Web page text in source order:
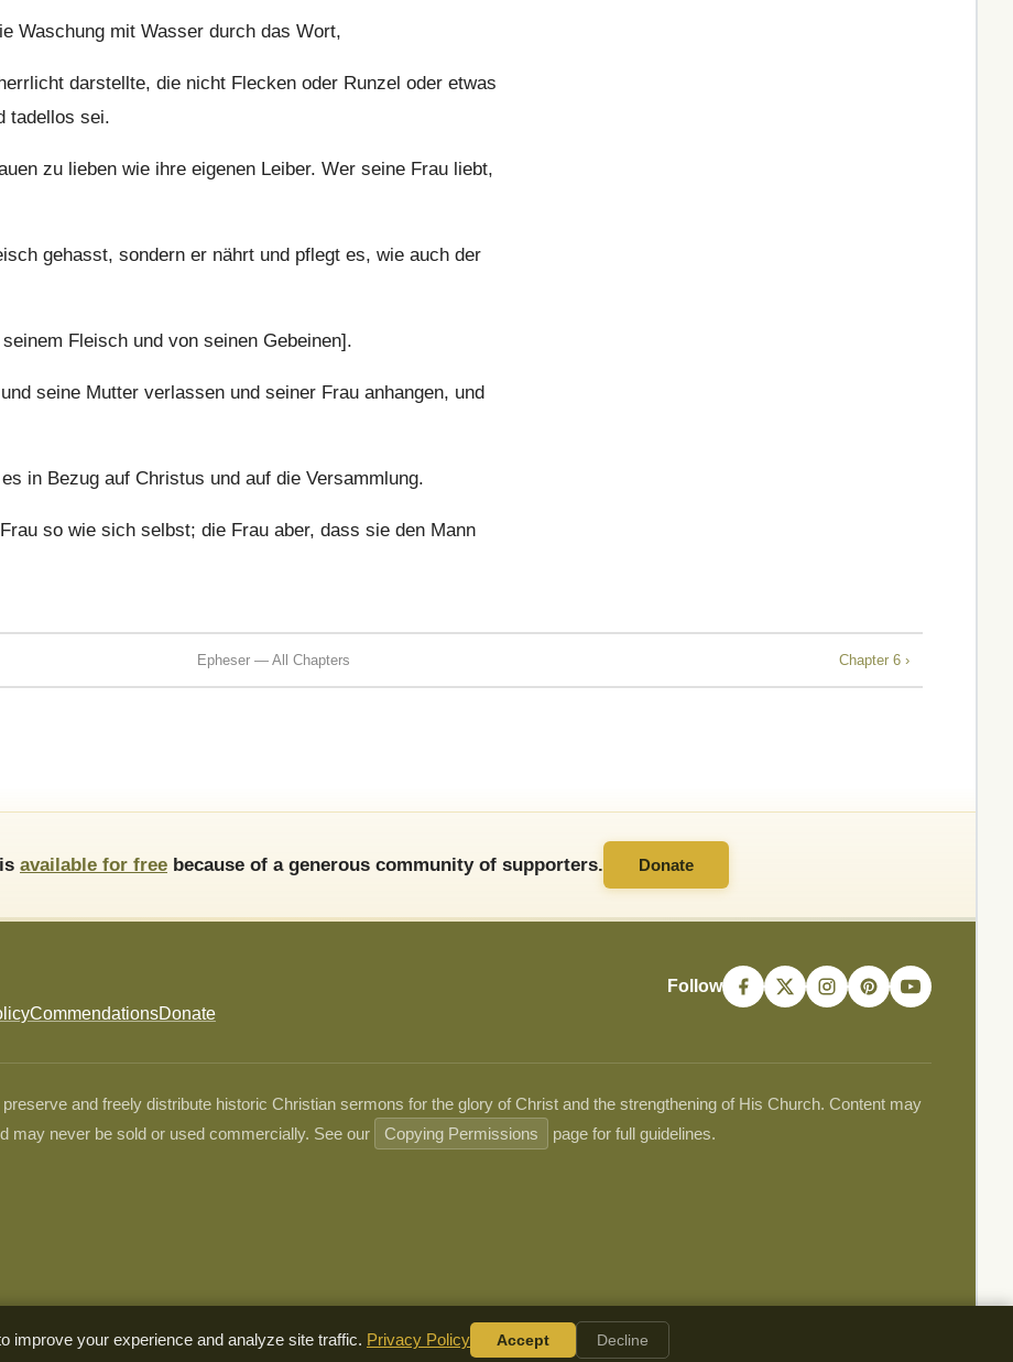
Waschung mit Wasser durch das Wort,
darstellte, die nicht Flecken oder Runzel oder etwas
tadellos sei.
zu lieben wie ihre eigenen Leiber. Wer seine Frau liebt,
gehasst, sondern er nährt und pflegt es, wie auch der
Fleisch und von seinen Gebeinen].
seine Mutter verlassen und seiner Frau anhangen, und
in Bezug auf Christus und auf die Versammlung.
so wie sich selbst; die Frau aber, dass sie den Mann
Epheser — All Chapters Chapter 6 ›
available for free because of a generous community of supporters. Donate
CommendationsDonate
Follow
and freely distribute historic Christian sermons for the glory of Christ and the strengthening of His Church. Content may
may never be sold or used commercially. See our
Copying Permissions page for full guidelines.
improve your experience and analyze site traffic. Privacy Policy Accept Decline